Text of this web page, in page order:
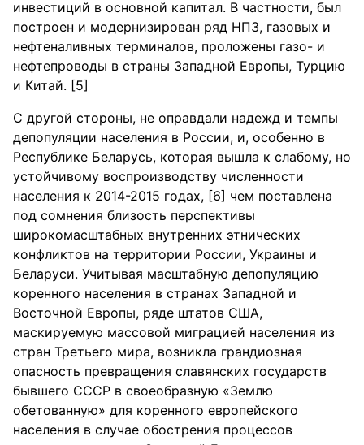
инвестиций в основной капитал. В частности, был
построен и модернизирован ряд НПЗ, газовых и
нефтеналивных терминалов, проложены газо- и
нефтепроводы в страны Западной Европы, Турцию
и Китай. [5]
С другой стороны, не оправдали надежд и темпы
депопуляции населения в России, и, особенно в
Республике Беларусь, которая вышла к слабому, но
устойчивому воспроизводству численности
населения к 2014-2015 годах, [6] чем поставлена
под сомнения близость перспективы
широкомасштабных внутренних этнических
конфликтов на территории России, Украины и
Беларуси. Учитывая масштабную депопуляцию
коренного населения в странах Западной и
Восточной Европы, ряде штатов США,
маскируемую массовой миграцией населения из
стран Третьего мира, возникла грандиозная
опасность превращения славянских государств
бывшего СССР в своеобразную «Землю
обетованную» для коренного европейского
населения в случае обострения процессов